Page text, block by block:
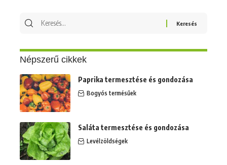
Keresés
Népszerű cikkek
Paprika termesztése és gondozása
Bogyós termésűek
Saláta termesztése és gondozása
Levélzöldségek